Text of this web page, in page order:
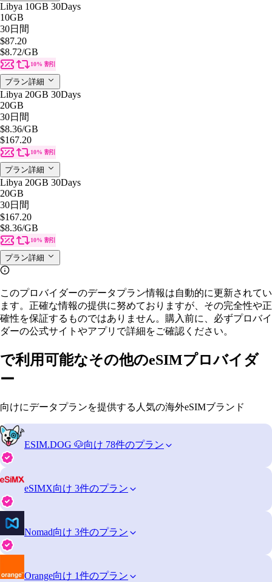
Libya 10GB 30Days
10GB
30日間
$87.20
$8.72/GB
10% 割引
プラン詳細
Libya 20GB 30Days
20GB
30日間
$8.36/GB
$167.20
10% 割引
プラン詳細
Libya 20GB 30Days
20GB
30日間
$167.20
$8.36/GB
10% 割引
プラン詳細
このプロバイダーのデータプラン情報は自動的に更新されてい
ます。正確な情報の提供に努めておりますが、その完全性や正
確性を保証するものではありません。購入前に、必ずプロバイ
ダーの公式サイトやアプリで詳細をご確認ください。
で利用可能なその他のeSIMプロバイダ
ー
向けにデータプランを提供する人気の海外eSIMブランド
ESIM.DOG 🐶向け 78件のプラン
eSIMX向け 3件のプラン
Nomad向け 3件のプラン
Orange向け 1件のプラン